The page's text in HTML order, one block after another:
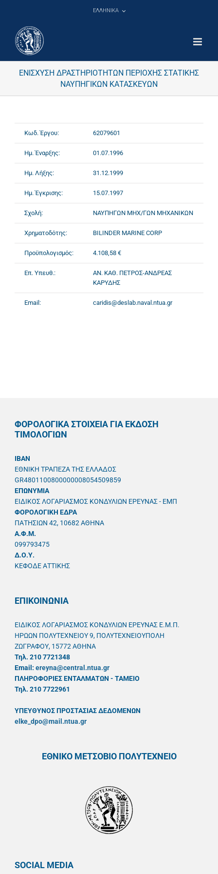
ΕΛΛΗΝΙΚΑ
ΕΝΙΣΧΥΣΗ ΔΡΑΣΤΗΡΙΟΤΗΤΩΝ ΠΕΡΙΟΧΗΣ ΣΤΑΤΙΚΗΣ
ΝΑΥΠΗΓΙΚΩΝ ΚΑΤΑΣΚΕΥΩΝ
Κωδ. Έργου: 62079601
Ημ. Έναρξης: 01.07.1996
Ημ. Λήξης: 31.12.1999
Ημ. Έγκρισης: 15.07.1997
Σχολή: ΝΑΥΠΗΓΩΝ ΜΗΧ/ΓΩΝ ΜΗΧΑΝΙΚΩΝ
Χρηματοδότης: BILINDER MARINE CORP
Προϋπολογισμός: 4.108,58 €
Επ. Υπευθ.:
ΑΝ. ΚΑΘ. ΠΕΤΡΟΣ-ΑΝΔΡΕΑΣ
ΚΑΡΥΔΗΣ
Email: caridis@deslab.naval.ntua.gr
ΦΟΡΟΛΟΓΙΚΑ ΣΤΟΙΧΕΙΑ ΓΙΑ ΕΚΔΟΣΗ
ΤΙΜΟΛΟΓΙΩΝ
IBAN
ΕΘΝΙΚΗ ΤΡΑΠΕΖΑ ΤΗΣ ΕΛΛΑΔΟΣ
GR4801100800000008054509859
ΕΠΩΝΥΜΙΑ
ΕΙΔΙΚΟΣ ΛΟΓΑΡΙΑΣΜΟΣ ΚΟΝΔΥΛΙΩΝ ΕΡΕΥΝΑΣ - ΕΜΠ
ΦΟΡΟΛΟΓΙΚΗ ΕΔΡΑ
ΠΑΤΗΣΙΩΝ 42, 10682 ΑΘΗΝΑ
A.Φ.Μ.
099793475
Δ.Ο.Υ.
ΚΕΦΟΔΕ ΑΤΤΙΚΗΣ
ΕΠΙΚΟΙΝΩΝΙΑ
ΕΙΔΙΚΟΣ ΛΟΓΑΡΙΑΣΜΟΣ ΚΟΝΔΥΛΙΩΝ ΕΡΕΥΝΑΣ Ε.Μ.Π.
ΗΡΩΩΝ ΠΟΛΥΤΕΧΝΕΙΟΥ 9, ΠΟΛΥΤΕΧΝΕΙΟΥΠΟΛΗ
ΖΩΓΡΑΦΟΥ, 15772 ΑΘΗΝΑ
Τηλ. 210 7721348
Email: ereyna@central.ntua.gr
ΠΛΗΡΟΦΟΡΙΕΣ ΕΝΤΑΛΜΑΤΩΝ - ΤΑΜΕΙΟ
Τηλ. 210 7722961
ΥΠΕΥΘYΝΟΣ ΠΡΟΣΤΑΣΙΑΣ ΔΕΔΟΜΕΝΩΝ
elke_dpo@mail.ntua.gr
ΕΘΝΙΚΟ ΜΕΤΣΟΒΙΟ ΠΟΛΥΤΕΧΝΕΙΟ
SOCIAL MEDIA